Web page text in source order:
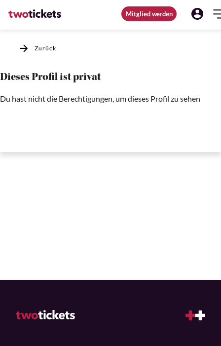
Mitglied werden
Zurück
Dieses Profil ist privat
Du hast nicht die Berechtigungen, um dieses Profil zu sehen